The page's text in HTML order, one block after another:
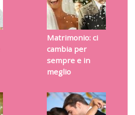
Matrimonio: ci
cambia per
sempre e in
meglio